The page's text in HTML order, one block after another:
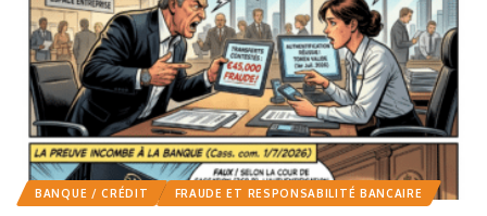
BANQUE / CRÉDIT FRAUDE ET RESPONSABILITÉ BANCAIRE